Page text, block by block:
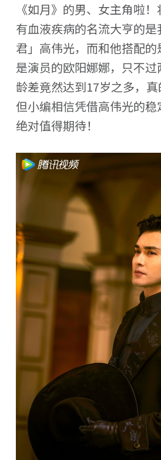
《如月》的男、女主角啦
有血液疾病的名流大亨的
君」高伟光，而和他搭配
是演员的欧阳娜娜，只不
龄差竟然达到17岁之多，真
但小编相信凭借高伟光的
绝对值得期待！